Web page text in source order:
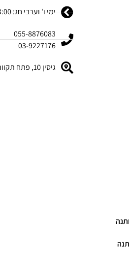
ימי ו' וערבי חג: 13:00 - 9:00
055-8876083
03-9227176
גיסין 10, פתח תקווה